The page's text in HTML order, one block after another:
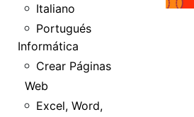
Italiano
Portugués
Informática
Crear Páginas
Web
Excel, Word,